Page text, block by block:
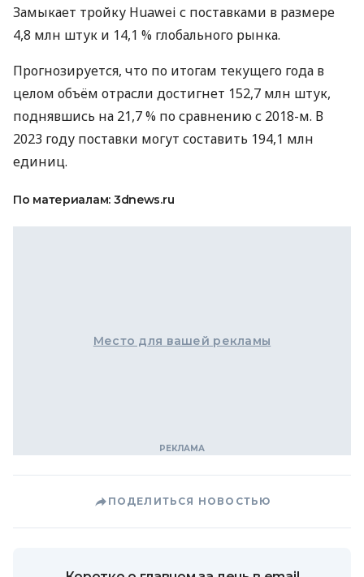
Замыкает тройку Huawei с поставками в размере
4,8 млн штук и 14,1 % глобального рынка.
Прогнозируется, что по итогам текущего года в
целом объём отрасли достигнет 152,7 млн штук,
поднявшись на 21,7 % по сравнению с 2018-м. В
2023 году поставки могут составить 194,1 млн
единиц.
По материалам: 3dnews.ru
Место для вашей рекламы
ПОДЕЛИТЬСЯ НОВОСТЬЮ